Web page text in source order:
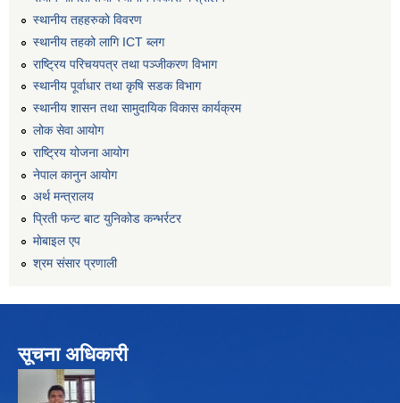
स्थानीय तहहरुकाे विवरण
स्थानीय तहको लागि ICT ब्लग
राष्‍ट्रिय परिचयपत्र तथा पञ्‍जीकरण विभाग
स्थानीय पूर्वाधार तथा कृषि सडक विभाग
स्थानीय शासन तथा सामुदायिक विकास कार्यक्रम
लोक सेवा आयोग
राष्ट्रिय योजना आयोग
नेपाल कानुन आयोग
अर्थ मन्त्रालय
प्रिती फन्ट बाट युनिकोड कन्भर्रटर
माेबाइल एप
श्रम संसार प्रणाली
सूचना अधिकारी